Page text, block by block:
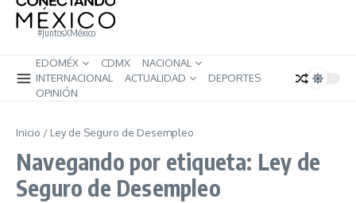
#JuntosXMéxico
EDOMÉX CDMX
NACIONAL
INTERNACIONAL
ACTUALIDAD
DEPORTES
OPINIÓN
Inicio / Ley de Seguro de Desempleo
Navegando por etiqueta: Ley de
Seguro de Desempleo